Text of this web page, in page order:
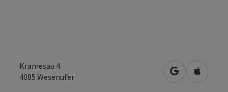
Kramesau 4
4085 Wesenufer in Google
in